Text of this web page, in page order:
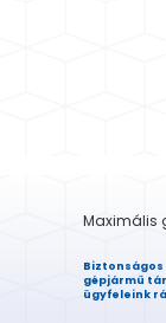
Maximális
Biztonságos
gépjármű
ügyfeleink